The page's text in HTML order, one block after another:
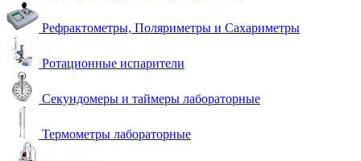
Рефрактометры, Поляриметры и Сахариметры
Ротационные испарители
Секундомеры и таймеры лабораторные
Термометры лабораторные